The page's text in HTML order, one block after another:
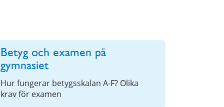
Betyg och examen på
gymnasiet
Hur fungerar betygsskalan A-F? Olika
krav för examen